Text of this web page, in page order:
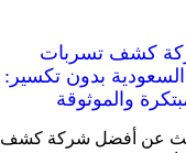
كشف تسربات
السعودية بدون تكسير:
والموثوقة
عن أفضل شركة كشف